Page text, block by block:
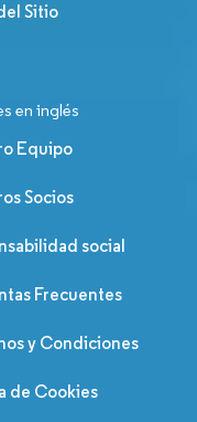
Sitio
en inglés
Equipo
Socios
social
Frecuentes
y Condiciones
de Cookies